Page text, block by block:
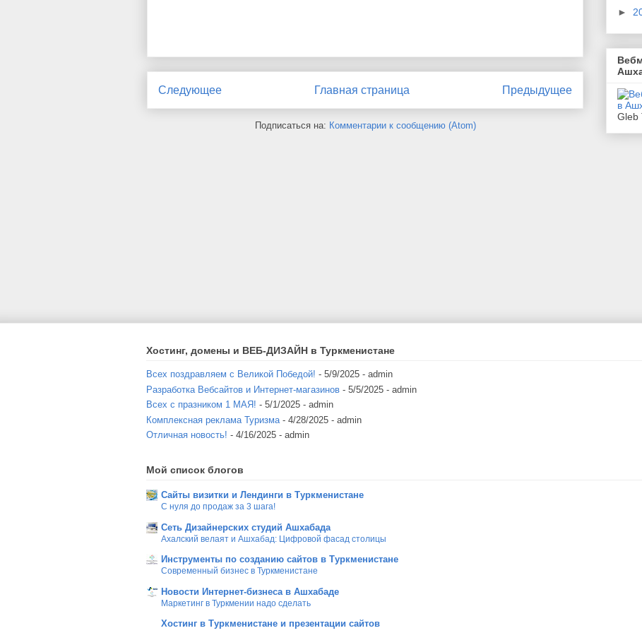
Следующее Предыдущее
Главная страница
Подписаться на: Комментарии к сообщению (Atom)
►
Gleb
Хостинг, домены и ВЕБ-ДИЗАЙН в Туркменистане
Всех поздравляем с Великой Победой! - 5/9/2025 - admin
Разработка Вебсайтов и Интернет-магазинов - 5/5/2025 - admin
Всех с празником 1 МАЯ! - 5/1/2025 - admin
Комплексная реклама Туризма - 4/28/2025 - admin
Отличная новость! - 4/16/2025 - admin
Мой список блогов
Сайты визитки и Лендинги в Туркменистане
С нуля до продаж за 3 шага!
Сеть Дизайнерских студий Ашхабада
Ахалский велаят и Ашхабад: Цифровой фасад столицы
Инструменты по созданию сайтов в Туркменистане
Современный бизнес в Туркменистане
Новости Интернет-бизнеса в Ашхабаде
Маркетинг в Туркмении надо сделать
Хостинг в Туркменистане и презентации сайтов